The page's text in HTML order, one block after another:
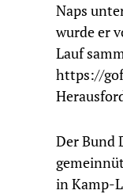
Naps
wurde er
Lauf
https://
Der Bund
in Kamp-